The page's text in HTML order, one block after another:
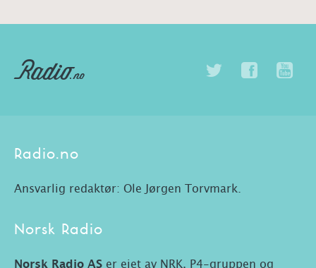
Radio.no
Ansvarlig redaktør: Ole Jørgen Torvmark.
Norsk Radio
Norsk Radio AS er eiet av NRK, P4-gruppen og